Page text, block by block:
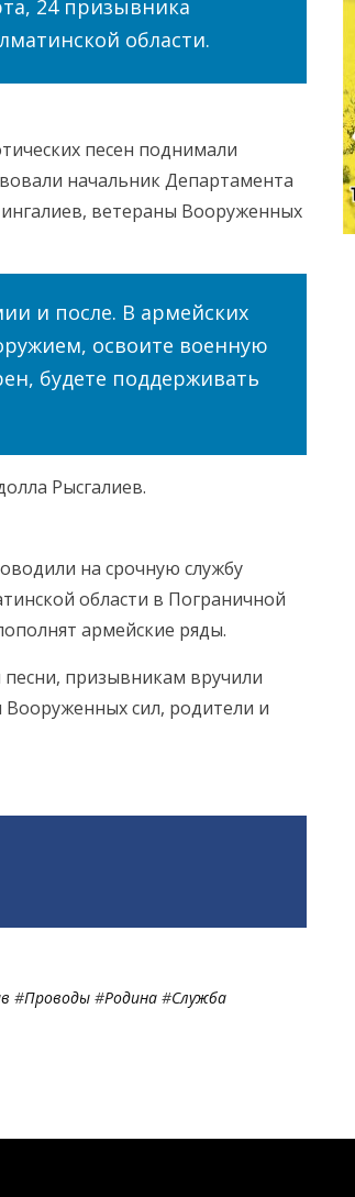
24 призывника
области.
песен поднимали
начальник Департамента
ветераны Вооруженных
и после. В армейских
освоите военную
будете поддерживать
Рысгалиев.
на срочную службу
области в Пограничной
армейские ряды.
призывникам вручили
сил, родители и
#Проводы #Родина #Служба